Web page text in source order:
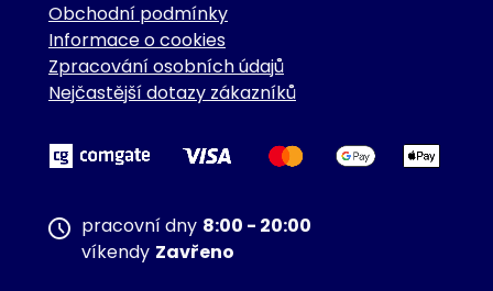
Obchodní podmínky
Informace o cookies
Zpracování osobních údajů
Nejčastější dotazy zákazníků
pracovní dny 8:00 - 20:00
víkendy Zavřeno